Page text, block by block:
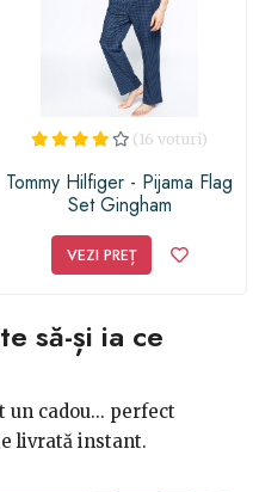
(16 voturi)
Tommy Hilfiger - Pijama Flag
Set Gingham
VEZI PREȚ
să-și ia ce
un cadou... perfect
livrată instant.